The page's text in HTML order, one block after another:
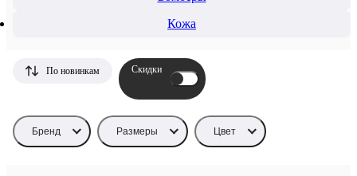
Кожа
Бренд Размеры Цвет
По новинкам Скидки